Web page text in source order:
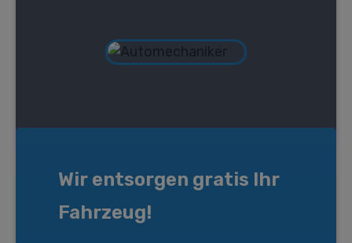
Wir entsorgen gratis Ihr
Fahrzeug!